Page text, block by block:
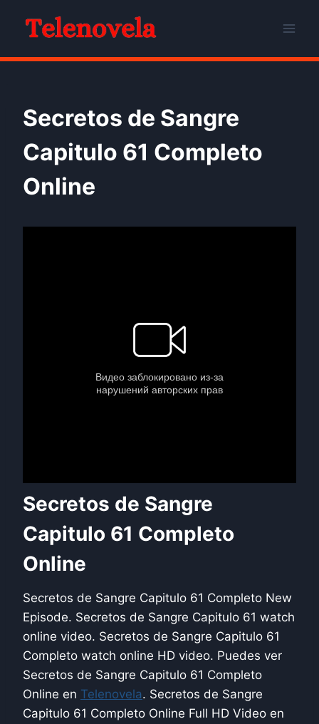
Secretos de Sangre
Capitulo 61 Completo
Online
Secretos de Sangre
Capitulo 61 Completo
Online
Secretos de Sangre Capitulo 61 Completo New
Episode. Secretos de Sangre Capitulo 61 watch
online video. Secretos de Sangre Capitulo 61
Completo watch online HD video. Puedes ver
Secretos de Sangre Capitulo 61 Completo
Online en Telenovela. Secretos de Sangre
Capitulo 61 Completo Online Full HD Video en